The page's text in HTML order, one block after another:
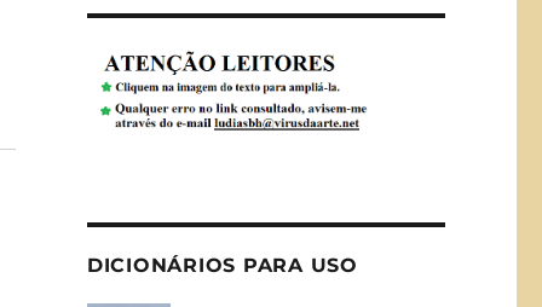
DICIONÁRIOS PARA USO